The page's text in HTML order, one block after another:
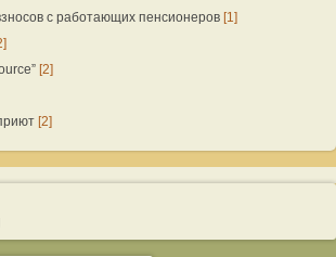
с работающих пенсионеров [1]
[2]
[2]